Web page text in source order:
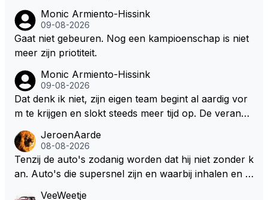
Monic Armiento-Hissink
09-08-2026
Gaat niet gebeuren. Nog een kampioenschap is niet
meer zijn priotiteit.
Monic Armiento-Hissink
09-08-2026
Dat denk ik niet, zijn eigen team begint al aardig vor
m te krijgen en slokt steeds meer tijd op. De verande
en zullen ben ik bang niet het gewenste effect hebb
en. Mocht het wel zo zijn dan zal het 3 jaar zijn, hoo
guit 5 jaar maar echt niet langer. Vergeet niet, hij hee
JeroenAarde
08-08-2026
Tenzij de auto's zodanig worden dat hij niet zonder k
an. Auto's die supersnel zijn en waarbij inhalen en v
VeeWeetje